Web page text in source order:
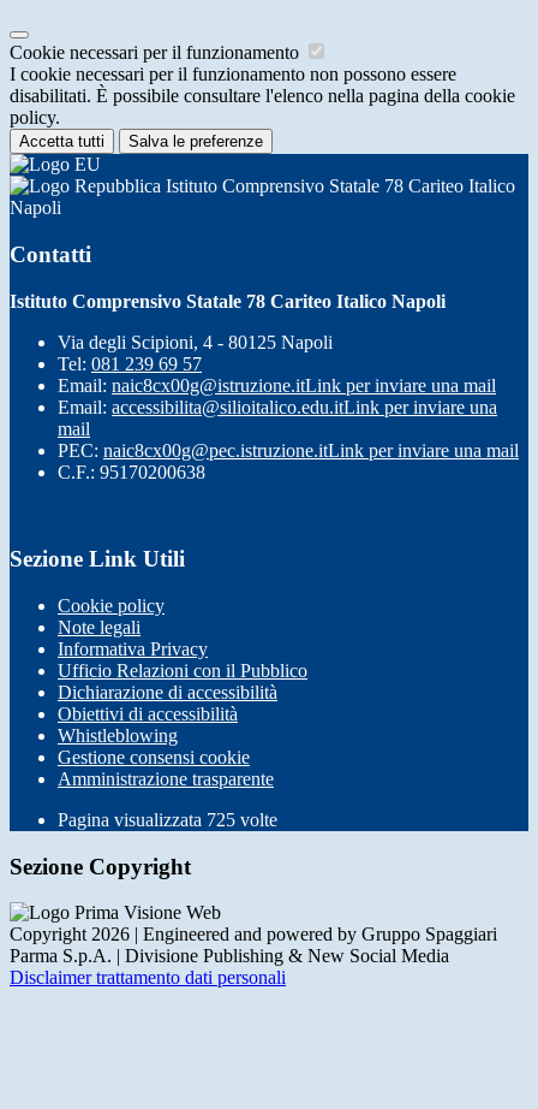
Cookie necessari per il funzionamento
I cookie necessari per il funzionamento non possono essere
disabilitati. È possibile consultare l'elenco nella pagina della cookie
policy.
Accetta tutti Salva le preferenze
Istituto Comprensivo Statale 78 Cariteo Italico
Napoli
Contatti
Istituto Comprensivo Statale 78 Cariteo Italico Napoli
Via degli Scipioni, 4 - 80125 Napoli
Tel: 081 239 69 57
Email: naic8cx00g@istruzione.itLink per inviare una mail
Email: accessibilita@silioitalico.edu.itLink per inviare una
mail
PEC: naic8cx00g@pec.istruzione.itLink per inviare una mail
C.F.: 95170200638
Sezione Link Utili
Cookie policy
Note legali
Informativa Privacy
Ufficio Relazioni con il Pubblico
Dichiarazione di accessibilità
Obiettivi di accessibilità
Whistleblowing
Gestione consensi cookie
Amministrazione trasparente
Pagina visualizzata 725 volte
Sezione Copyright
Copyright 2026 | Engineered and powered by Gruppo Spaggiari
Parma S.p.A. | Divisione Publishing & New Social Media
Disclaimer trattamento dati personali